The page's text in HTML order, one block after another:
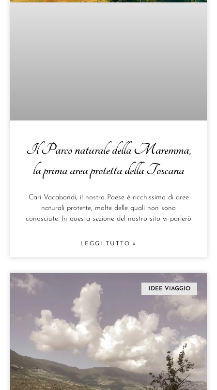
Il Parco naturale della Maremma,
la prima area protetta della Toscana
Cari Vacabondi, il nostro Paese è ricchissimo di aree
naturali protette, molte delle quali non sono
conosciute. In questa sezione del nostro sito vi parlerò
LEGGI TUTTO »
IDEE VIAGGIO